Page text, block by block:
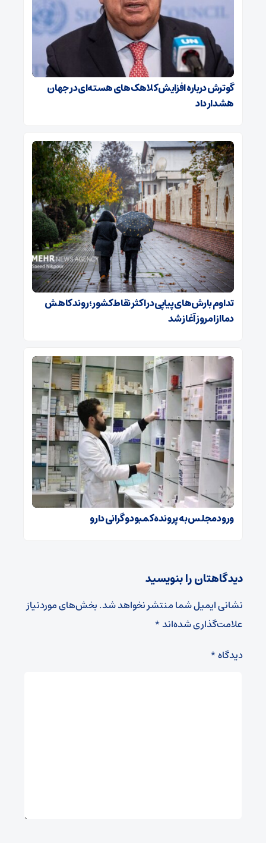
گوترش درباره افزایش کلاهک‌های هسته‌ای در جهان
هشدار داد
تداوم بارش‌های پیاپی در اکثر نقاط کشور؛ روند کاهش
دما از امروز آغاز شد
ورود مجلس به پرونده کمبود و گرانی دارو
دیدگاهتان را بنویسید
نشانی ایمیل شما منتشر نخواهد شد.بخش‌های موردنیاز
علامت‌گذاری شده‌اند*
دیدگاه*